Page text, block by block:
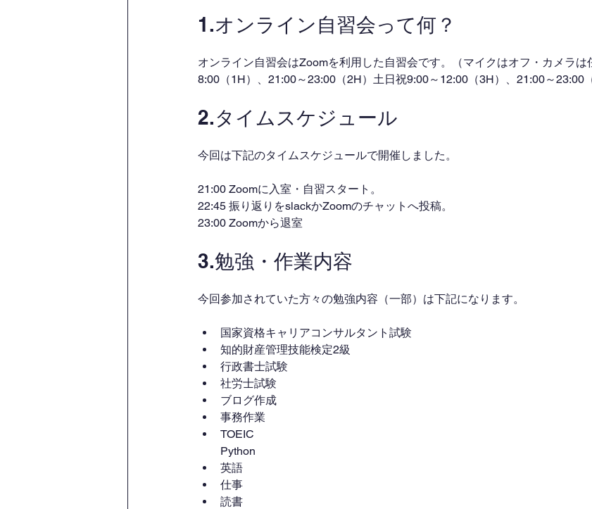
1.オンライン自習会って何？
オンライン自習会はZoomを利用した自習会です。（マイクはオフ・カメラは
8:00（1H）、21:00～23:00（2H）土日祝9:00～12:00（3H）、21:00～23:00
2.タイムスケジュール
今回は下記のタイムスケジュールで開催しました。
21:00 Zoomに入室・自習スタート。
22:45 振り返りをslackかZoomのチャットへ投稿。
23:00 Zoomから退室
3.勉強・作業内容
今回参加されていた方々の勉強内容（一部）は下記になります。
国家資格キャリアコンサルタント試験
知的財産管理技能検定2級
行政書士試験
社労士試験
ブログ作成
事務作業
TOEIC
Python
英語
仕事
読書